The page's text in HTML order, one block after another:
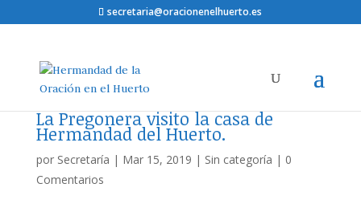
secretaria@oracionenelhuerto.es
La Pregonera visito la casa de
Hermandad del Huerto.
por Secretaría | Mar 15, 2019 | Sin categoría | 0
Comentarios